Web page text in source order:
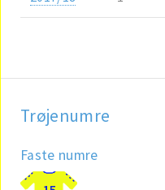
Trøjenumre
Faste numre